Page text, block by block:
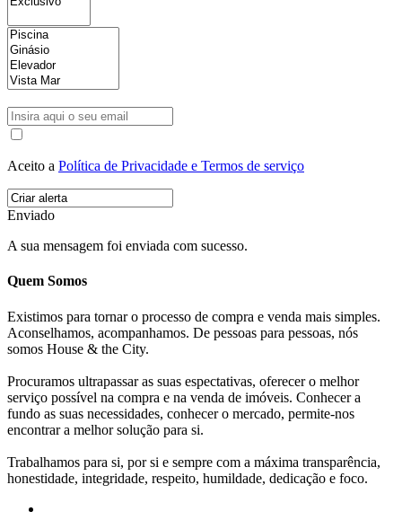
Aceito a Política de Privacidade e Termos de serviço
Enviado
A sua mensagem foi enviada com sucesso.
Quem Somos
Existimos para tornar o processo de compra e venda mais simples.
Aconselhamos, acompanhamos. De pessoas para pessoas, nós
somos House & the City.
Procuramos ultrapassar as suas espectativas, oferecer o melhor
serviço possível na compra e na venda de imóveis. Conhecer a
fundo as suas necessidades, conhecer o mercado, permite-nos
encontrar a melhor solução para si.
Trabalhamos para si, por si e sempre com a máxima transparência,
honestidade, integridade, respeito, humildade, dedicação e foco.